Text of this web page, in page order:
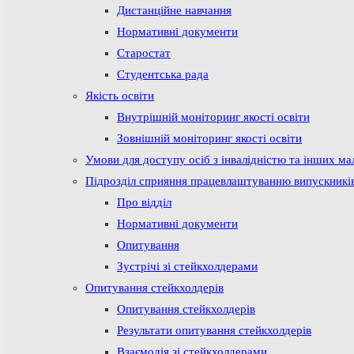
Дистанційне навчання
Нормативні документи
Старостат
Студентська рада
Якість освіти
Внутрішній моніторинг якості освіти
Зовнішній моніторинг якості освіти
Умови для доступу осіб з інвалідністю та інших
Підрозділ сприяння працевлаштуванню
Про відділ
Нормативні документи
Опитування
Зустрічі зі стейкхолдерами
Опитування стейкхолдерів
Опитування стейкхолдерів
Результати опитування стейкхолдерів